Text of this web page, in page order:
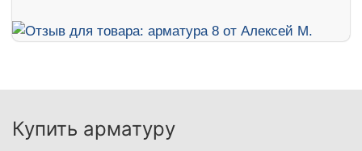
Купить арматуру